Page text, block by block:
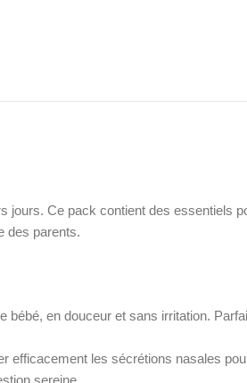
Ce pack contient des essentiels
des parents.
en douceur et sans irritation.
efficacement les sécrétions nasales
sereine.